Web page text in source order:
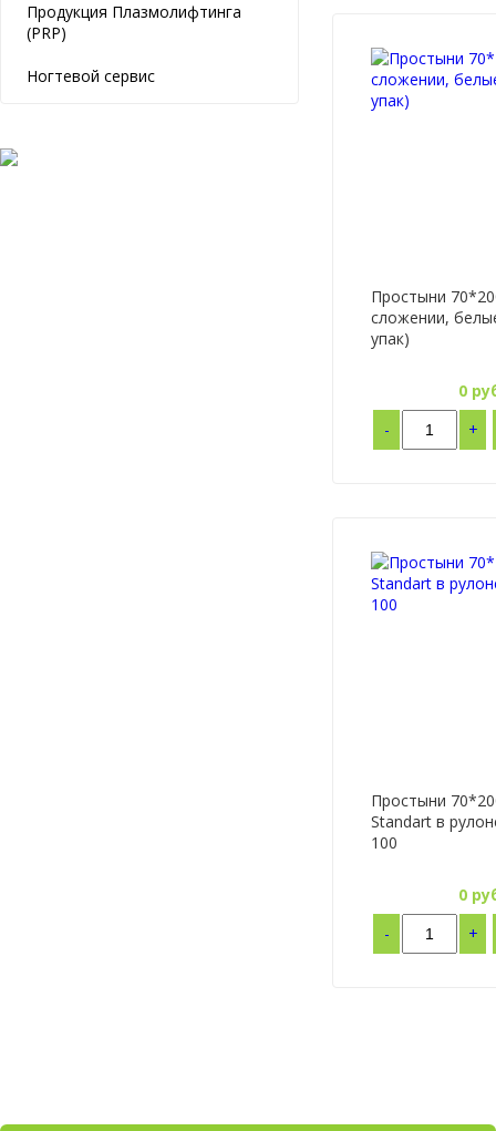
Продукция Плазмолифтинга
(PRP)
Ногтевой сервис
Простыни
сложении,
упак)
0
-
+
Простыни
Standart в
100
0
-
+